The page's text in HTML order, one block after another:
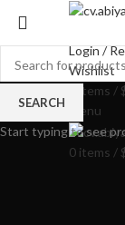
Login /
Wishlist
items /
Menu
0 items /
SEARCH
Start typing to see